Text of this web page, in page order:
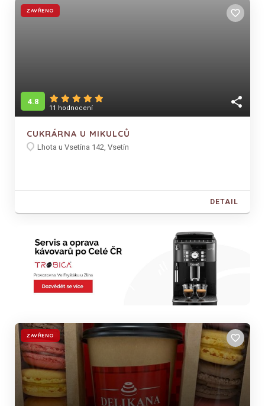
ZAVŘENO
share
4.8
11 hodnocení
favorite_border
CUKRÁRNA U MIKULCŮ
Lhota u Vsetína 142, Vsetín
DETAIL
ZAVŘENO favorite_border